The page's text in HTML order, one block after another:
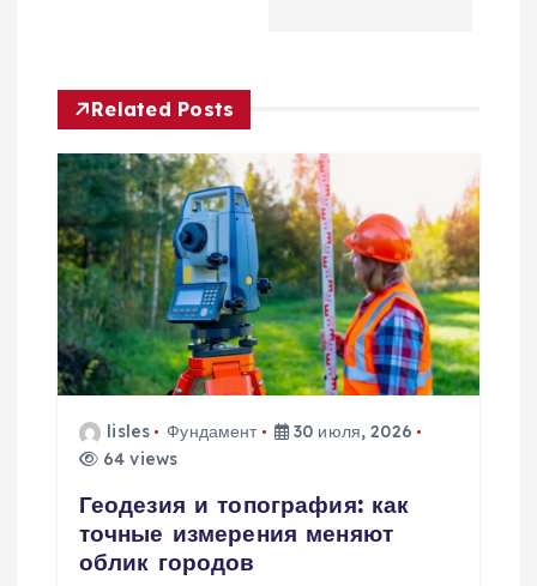
г
а
ц
и
я
п
Related Posts
lisles Фундамент
30 июля, 2026
64 views
Геодезия и топография: как
точные измерения меняют
облик городов